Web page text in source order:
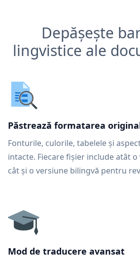
Depășește
lingvistice ale
Păstrează formatarea
Fonturile, culorile, tabelele și
intacte. Fiecare fișier include atât
cât și o versiune bilingvă pentru
Mod de traducere avansat